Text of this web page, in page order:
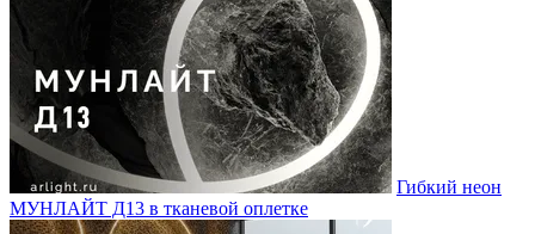
Гибкий неон
МУНЛАЙТ Д13 в тканевой оплетке